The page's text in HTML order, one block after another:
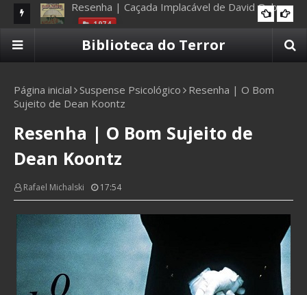
1974
Biblioteca do Terror
Página inicial Suspense Psicológico
Resenha | O Bom
Sujeito de Dean Koontz
Resenha | O Bom Sujeito de
Dean Koontz
Rafael Michalski 17:54